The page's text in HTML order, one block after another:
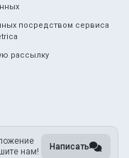
посредством сервиса
рассылку
нам!
Написать